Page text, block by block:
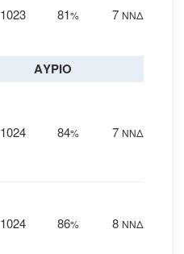
1023 81% 7 ΝΝΔ
ΑΥΡΙΟ
1024 84% 7 ΝΝΔ
1024 86% 8 ΝΝΔ